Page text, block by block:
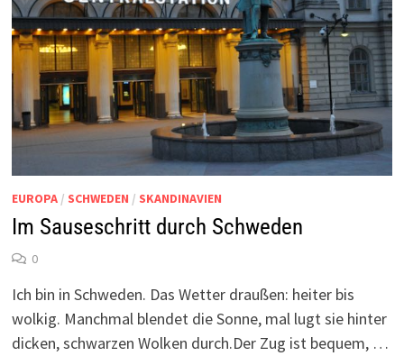
EUROPA/ SCHWEDEN / SKANDINAVIEN
Im Sauseschritt durch Schweden
0
Ich bin in Schweden. Das Wetter draußen: heiter bis
wolkig. Manchmal blendet die Sonne, mal lugt sie hinter
dicken, schwarzen Wolken durch.Der Zug ist bequem, …